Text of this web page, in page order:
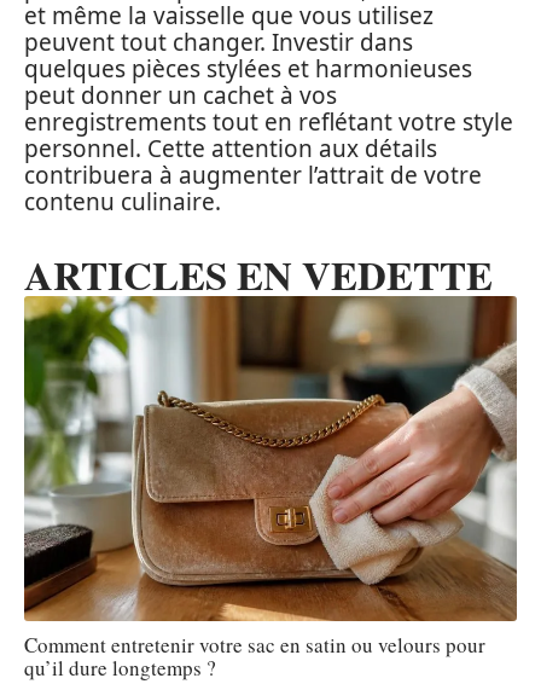
et même la vaisselle que vous utilisez
peuvent tout changer. Investir dans
quelques pièces stylées et harmonieuses
peut donner un cachet à vos
enregistrements tout en reflétant votre style
personnel. Cette attention aux détails
contribuera à augmenter l’attrait de votre
contenu culinaire.
ARTICLES EN VEDETTE
Comment entretenir votre sac en satin ou velours pour
qu’il dure longtemps ?